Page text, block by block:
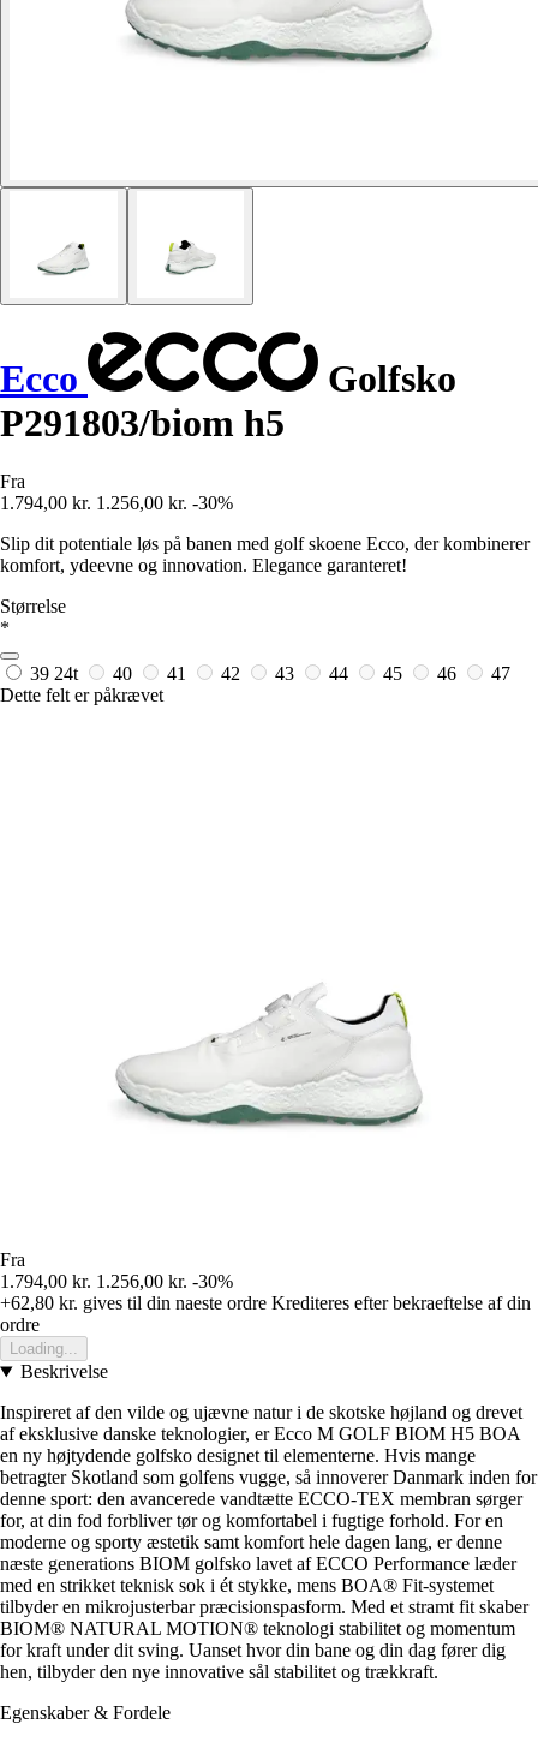
Ecco
Golfsko
P291803/biom h5
Fra
1.794,00 kr. 1.256,00 kr. -30%
Slip dit potentiale løs på banen med golf skoene Ecco, der kombinerer
komfort, ydeevne og innovation. Elegance garanteret!
Størrelse
*
39 24t 40 41 42 43 44 45 46
47
Dette felt er påkrævet
Fra
1.794,00 kr. 1.256,00 kr. -30%
+62,80 kr. gives til din naeste ordre Krediteres efter bekraeftelse af din
ordre
Loading...
Beskrivelse
Inspireret af den vilde og ujævne natur i de skotske højland og drevet
af eksklusive danske teknologier, er Ecco M GOLF BIOM H5 BOA
en ny højtydende golfsko designet til elementerne. Hvis mange
betragter Skotland som golfens vugge, så innoverer Danmark inden for
denne sport: den avancerede vandtætte ECCO-TEX membran sørger
for, at din fod forbliver tør og komfortabel i fugtige forhold. For en
moderne og sporty æstetik samt komfort hele dagen lang, er denne
næste generations BIOM golfsko lavet af ECCO Performance læder
med en strikket teknisk sok i ét stykke, mens BOA® Fit-systemet
tilbyder en mikrojusterbar præcisionspasform. Med et stramt fit skaber
BIOM® NATURAL MOTION® teknologi stabilitet og momentum
for kraft under dit sving. Uanset hvor din bane og din dag fører dig
hen, tilbyder den nye innovative sål stabilitet og trækkraft.
Egenskaber & Fordele